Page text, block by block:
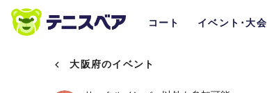
コート イベント･大会
大阪府のイベント